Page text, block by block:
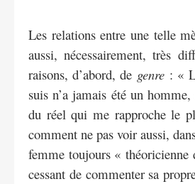
Les relations entre une telle
aussi, nécessairement, très
raisons, d’abord, de genre: «
suis n’a jamais été un
du réel qui me rapproche le
comment ne pas voir aussi,
femme toujours « théoricienne
cessant de commenter sa